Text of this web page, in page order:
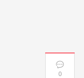
0